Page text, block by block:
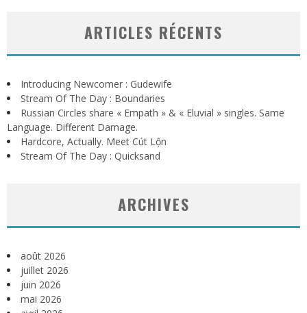
ARTICLES RÉCENTS
Introducing Newcomer : Gudewife
Stream Of The Day : Boundaries
Russian Circles share « Empath » & « Eluvial » singles. Same
Language. Different Damage.
Hardcore, Actually. Meet Cút Lộn
Stream Of The Day : Quicksand
ARCHIVES
août 2026
juillet 2026
juin 2026
mai 2026